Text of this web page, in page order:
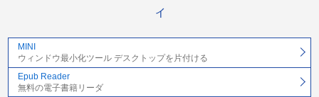
ィ
MINI
ウィンドウ最小化ツール デスクトップを片付ける
Epub Reader
無料の電子書籍リーダ